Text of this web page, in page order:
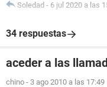
Soledad - 6 jul 2020 a las
34 respuestas
aceder a las
chino - 3 ago 2010 a las 17:49